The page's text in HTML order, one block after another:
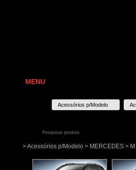
MENU
Acessórios p/Modelo
> Acessórios p/Modelo > MERCEDES >